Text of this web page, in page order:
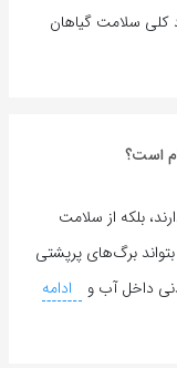
کلی سلامت گیاهان
است؟
بلکه از سلامت
برگ‌های پرپشتی
داخل آب و
ادامه